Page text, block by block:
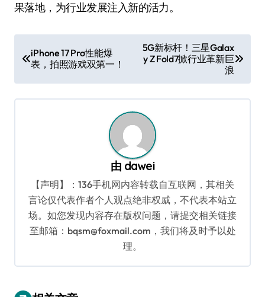
果落地，为行业发展注入新的活力。
章
导
航
iPhone 17 Pro性能爆
表，拍照游戏双第一！
5G新标杆！三星Galax
y Z Fold7掀行业革新巨
浪
由 dawei
【声明】：136手机网内容转载自互联网，其相关
言论仅代表作者个人观点绝非权威，不代表本站立
场。如您发现内容存在版权问题，请提交相关链接
至邮箱：bqsm@foxmail.com，我们将及时予以处
理。